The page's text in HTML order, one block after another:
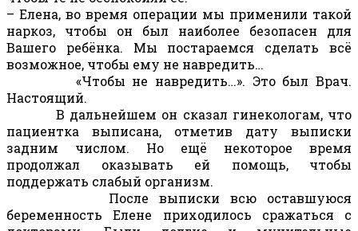
– Елена, во время операции мы применили такой
наркоз, чтобы он был наиболее безопасен для
Вашего ребёнка. Мы постараемся сделать всё
возможное, чтобы ему не навредить…
«Чтобы не навредить…». Это был Врач.
Настоящий.
В дальнейшем он сказал гинекологам, что
пациентка выписана, отметив дату выписки
задним числом. Но ещё некоторое время
продолжал оказывать ей помощь, чтобы
поддержать слабый организм.
После выписки всю оставшуюся
беременность Елене приходилось сражаться с